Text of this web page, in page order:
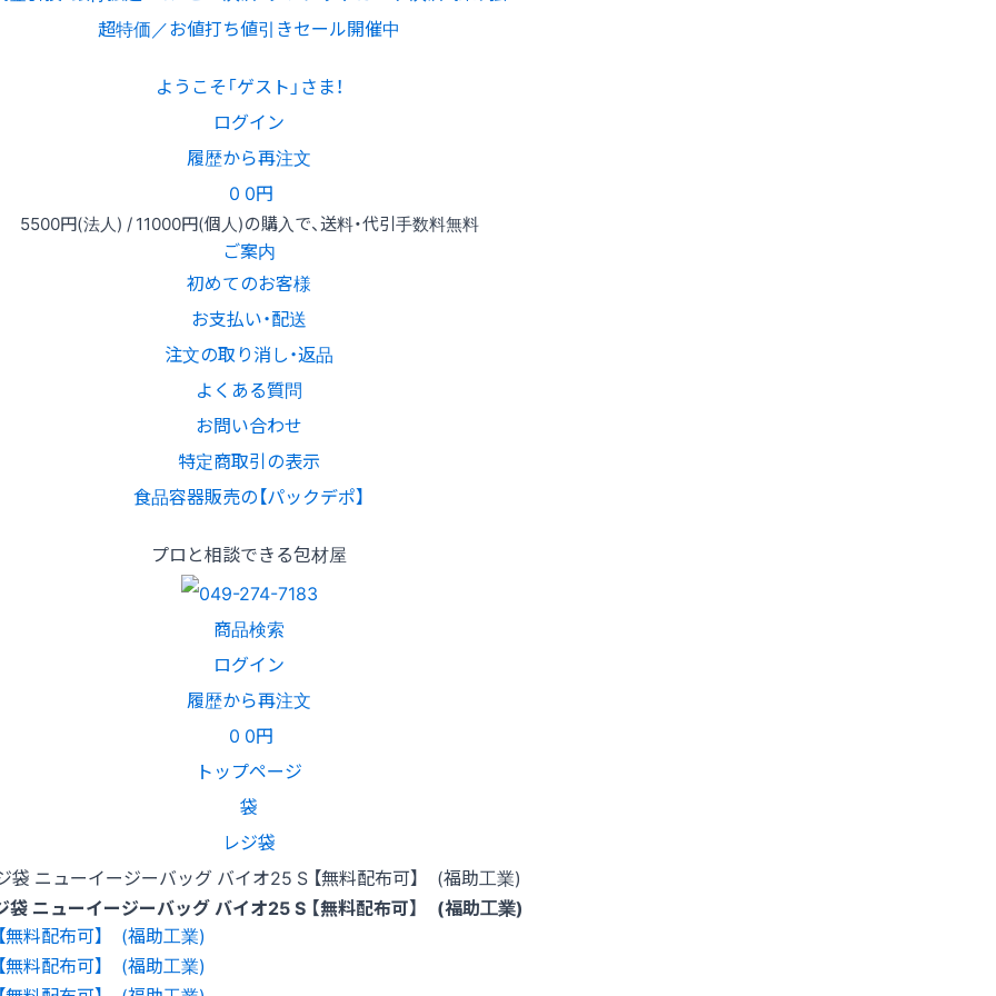
超特価／お値打ち値引きセール開催中
ようこそ「ゲスト」さま！
ログイン
履歴から再注文
0 0円
5500円(法人) /11000円(個人)の購入で、送料・代引手数料無料
ご案内
初めてのお客様
お支払い・配送
注文の取り消し・返品
よくある質問
お問い合わせ
特定商取引の表示
食品容器販売の【パックデポ】
プロと相談できる包材屋
商品検索
ログイン
履歴から再注文
0 0円
トップページ
袋
レジ袋
袋 ニューイージーバッグ バイオ25 S 【無料配布可】 (福助工業)
袋 ニューイージーバッグ バイオ25 S 【無料配布可】 (福助工業)